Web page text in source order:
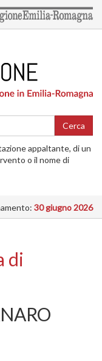
Cerca
appaltante, di un
o il nome di
30 giugno 2026
di